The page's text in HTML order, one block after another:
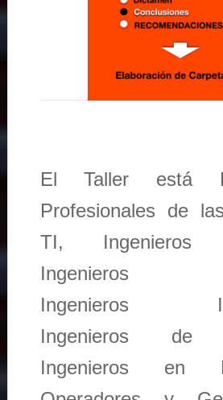
El Taller está
Profesionales de
TI, Ingenieros
Ingenieros
Ingenieros
Ingenieros de
Ingenieros en